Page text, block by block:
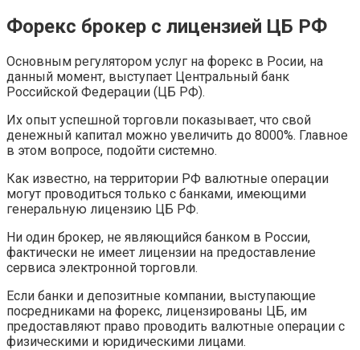
Форекс брокер с лицензией ЦБ РФ
Основным регулятором услуг на форекс в Росии, на
данный момент, выступает Центральный банк
Российской Федерации (ЦБ РФ).
Их опыт успешной торговли показывает, что свой
денежный капитал можно увеличить до 8000%. Главное
в этом вопросе, подойти системно.
Как известно, на территории РФ валютные операции
могут проводиться только с банками, имеющими
генеральную лицензию ЦБ РФ.
Ни один брокер, не являющийся банком в России,
фактически не имеет лицензии на предоставление
сервиса электронной торговли.
Если банки и депозитные компании, выступающие
посредниками на форекс, лицензированы ЦБ, им
предоставляют право проводить валютные операции с
физическими и юридическими лицами.